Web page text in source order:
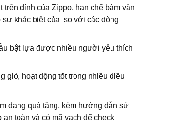
trên đỉnh của Zippo, hạn chế bám vân
sự khác biệt của so với các dòng
bật lựa được nhiều người yêu thích
gió, hoạt động tốt trong nhiều điều
dạng quà tặng, kèm hướng dẫn sử
an toàn và có mã vạch để check